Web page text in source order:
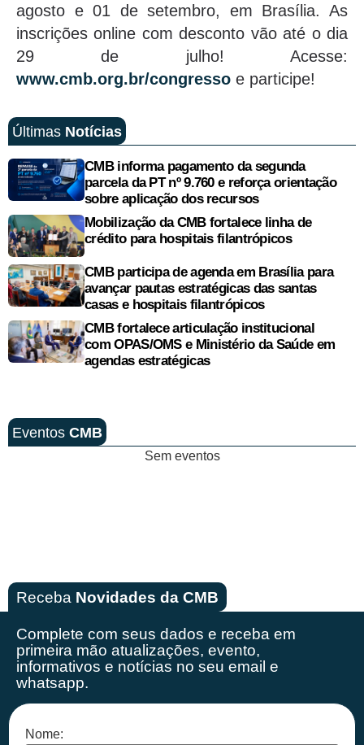
agosto e 01 de setembro, em Brasília. As
inscrições online com desconto vão até o dia
29 de julho! Acesse:
www.cmb.org.br/congresso e participe!
Últimas Notícias
CMB informa pagamento da segunda
parcela da PT nº 9.760 e reforça orientação
sobre aplicação dos recursos
Mobilização da CMB fortalece linha de
crédito para hospitais filantrópicos
CMB participa de agenda em Brasília para
avançar pautas estratégicas das santas
casas e hospitais filantrópicos
CMB fortalece articulação institucional
com OPAS/OMS e Ministério da Saúde em
agendas estratégicas
Eventos CMB
Sem eventos
Receba Novidades da CMB
Complete com seus dados e receba em
primeira mão atualizações, evento,
informativos e notícias no seu email e
whatsapp.
Nome: